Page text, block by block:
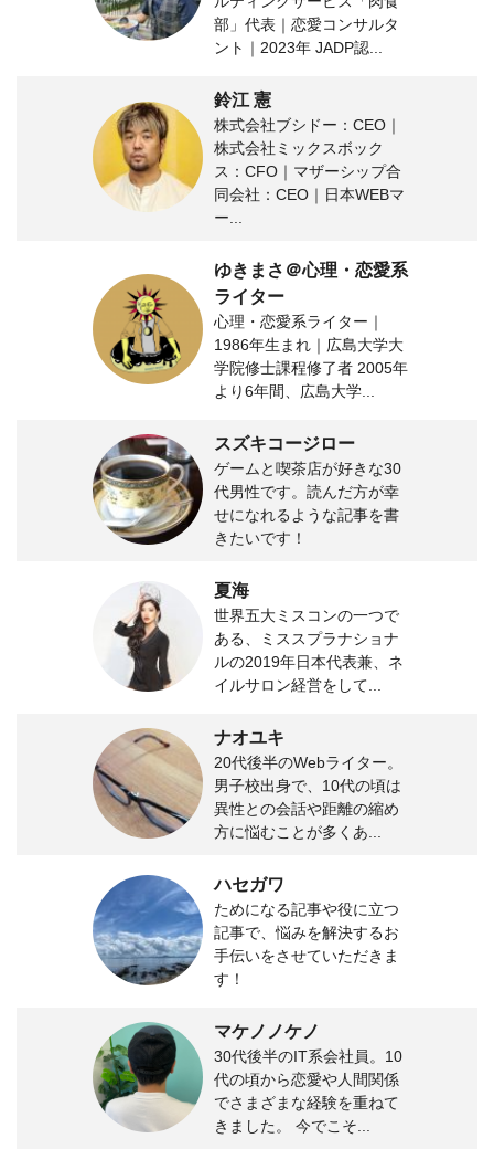
部」代表｜恋愛コンサルタ
ント｜2023年 JADP認...
鈴江 憲
株式会社ブシドー：CEO｜
株式会社ミックスボック
ス：CFO｜マザーシップ合
同会社：CEO｜日本WEBマ
ー...
ゆきまさ＠心理・恋愛系
ライター
心理・恋愛系ライター｜
1986年生まれ｜広島大学大
学院修士課程修了者 2005年
より6年間、広島大学...
スズキコージロー
ゲームと喫茶店が好きな30
代男性です。読んだ方が幸
せになれるような記事を書
きたいです！
夏海
世界五大ミスコンの一つで
ある、ミススプラナショナ
ルの2019年日本代表兼、ネ
イルサロン経営をして...
ナオユキ
20代後半のWebライター。
男子校出身で、10代の頃は
異性との会話や距離の縮め
方に悩むことが多くあ...
ハセガワ
ためになる記事や役に立つ
記事で、悩みを解決するお
手伝いをさせていただきま
す！
マケノノケノ
30代後半のIT系会社員。10
代の頃から恋愛や人間関係
でさまざまな経験を重ねて
きました。 今でこそ...